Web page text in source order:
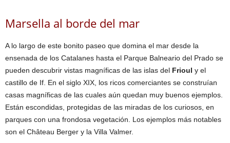
Marsella al borde del mar
A lo largo de este bonito paseo que domina el mar desde la
ensenada de los Catalanes hasta el Parque Balneario del Prado se
pueden descubrir vistas magníficas de las islas del Frioul y el
castillo de If. En el siglo XIX, los ricos comerciantes se construían
casas magníficas de las cuales aún quedan muy buenos ejemplos.
Están escondidas, protegidas de las miradas de los curiosos, en
parques con una frondosa vegetación. Los ejemplos más notables
son el Château Berger y la Villa Valmer.